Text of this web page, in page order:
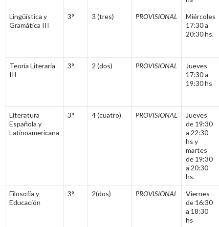
Lingüística y
Gramática III
3° 3 (tres) PROVISIONAL
Miércoles
17:30 a
20:30 hs.
Teoría Literaria
III
3° 2 (dos) PROVISIONAL
Jueves
17:30 a
19:30 hs
Literatura
Española y
Latinoamericana
3° 4 (cuatro) PROVISIONAL
Jueves
de 19:30
a 22:30
hs y
martes
de 19:30
a 20:30
hs.
Filosofía y
Educación
3° 2(dos) PROVISIONAL
Viernes
de 16:30
a 18:30
hs